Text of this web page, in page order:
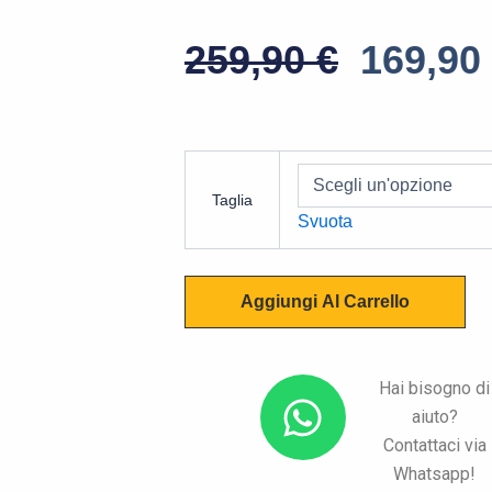
259,90€ Il
Era:
169,90
Taglia
Svuota
Semi
Black
Aggiungi Al Carrello
W
h
Hai bisogno di
aiuto?
Contattaci via
Whatsapp!